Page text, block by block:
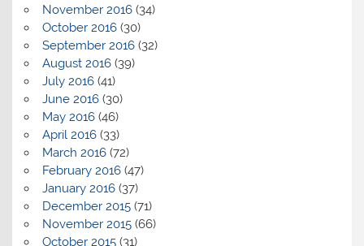
November 2016(34)
October 2016(30)
September 2016(32)
August 2016(39)
July 2016(41)
June 2016(30)
May 2016(46)
April 2016(33)
March 2016(72)
February 2016(47)
January 2016(37)
December 2015(71)
November 2015(66)
October 2015(31)